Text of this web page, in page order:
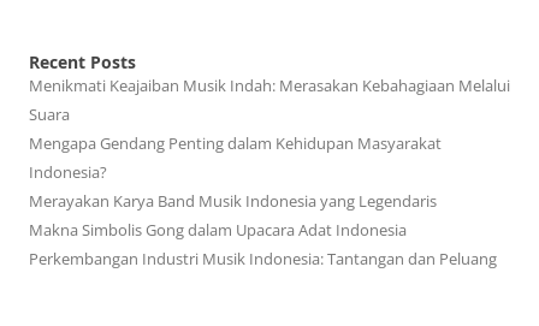
Recent Posts
Menikmati Keajaiban Musik Indah: Merasakan Kebahagiaan Melalui
Suara
Mengapa Gendang Penting dalam Kehidupan Masyarakat
Indonesia?
Merayakan Karya Band Musik Indonesia yang Legendaris
Makna Simbolis Gong dalam Upacara Adat Indonesia
Perkembangan Industri Musik Indonesia: Tantangan dan Peluang